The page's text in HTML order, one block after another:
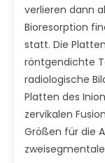
verlieren dann
Bioresorption
statt. Die
röntgendichte
radiologische
Platten des
zervikalen
Größen für die